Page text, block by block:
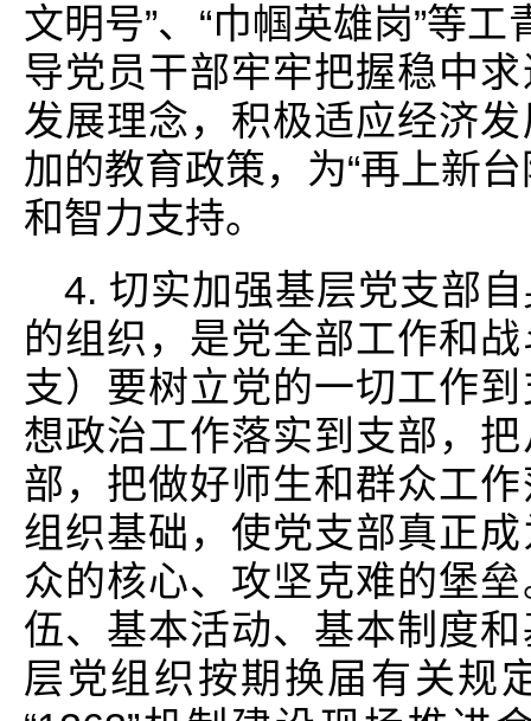
文明号”、“巾帼英雄岗”等
导党员干部牢牢把握稳中
发展理念，积极适应经济
加的教育政策，为“再上新
和智力支持。
4. 切实加强基层党支部
的组织，是党全部工作和
支）要树立党的一切工作
想政治工作落实到支部，
部，把做好师生和群众工
组织基础，使党支部真正
众的核心、攻坚克难的堡
伍、基本活动、基本制度
层党组织按期换届有关规